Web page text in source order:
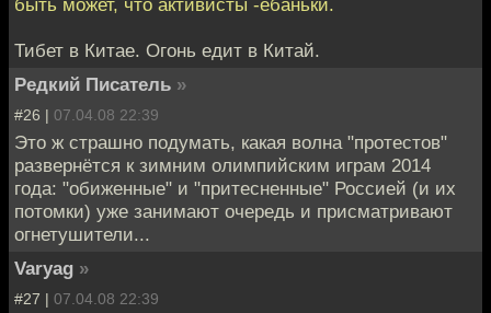
Тибет в Китае. Огонь едит в Китай.
Редкий Писатель »
#26 | 07.04.08 22:39
Это ж страшно подумать, какая волна "протестов"
развернётся к зимним олимпийским играм 2014
года: "обиженные" и "притесненные" Россией (и их
потомки) уже занимают очередь и присматривают
огнетушители...
Varyag »
#27 | 07.04.08 22:39